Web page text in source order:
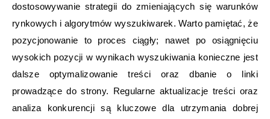
dostosowywanie strategii do zmieniających się warunków
rynkowych i algorytmów wyszukiwarek. Warto pamiętać, że
pozycjonowanie to proces ciągły; nawet po osiągnięciu
wysokich pozycji w wynikach wyszukiwania konieczne jest
dalsze optymalizowanie treści oraz dbanie o linki
prowadzące do strony. Regularne aktualizacje treści oraz
analiza konkurencji są kluczowe dla utrzymania dobrej